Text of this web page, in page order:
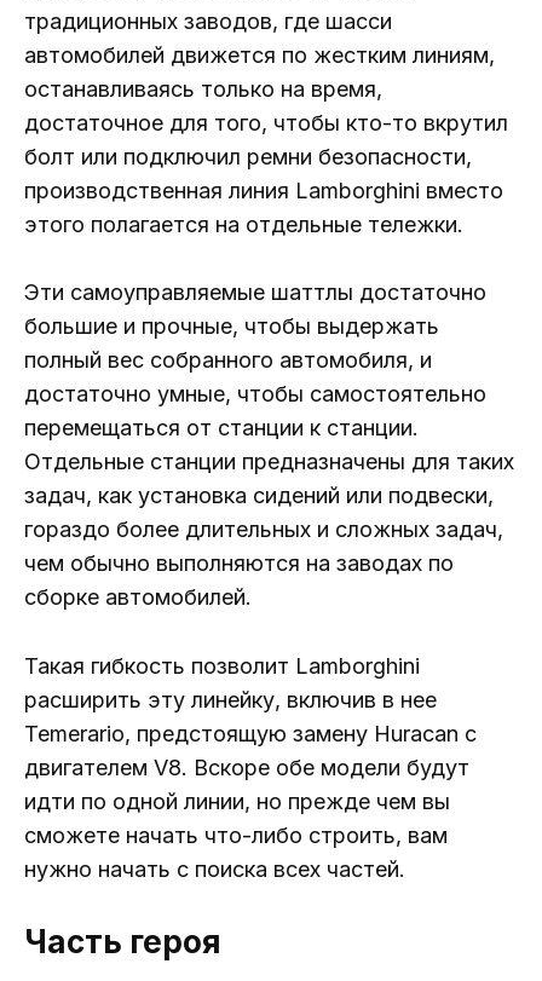
традиционных заводов, где шасси
автомобилей движется по жестким линиям,
останавливаясь только на время,
достаточное для того, чтобы кто-то вкрутил
болт или подключил ремни безопасности,
производственная линия Lamborghini вместо
этого полагается на отдельные тележки.
Эти самоуправляемые шаттлы достаточно
большие и прочные, чтобы выдержать
полный вес собранного автомобиля, и
достаточно умные, чтобы самостоятельно
перемещаться от станции к станции.
Отдельные станции предназначены для таких
задач, как установка сидений или подвески,
гораздо более длительных и сложных задач,
чем обычно выполняются на заводах по
сборке автомобилей.
Такая гибкость позволит Lamborghini
расширить эту линейку, включив в нее
Temerario, предстоящую замену Huracan с
двигателем V8. Вскоре обе модели будут
идти по одной линии, но прежде чем вы
сможете начать что-либо строить, вам
нужно начать с поиска всех частей.
Часть героя